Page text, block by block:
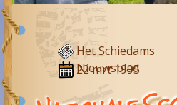
Het Schiedams
Nieuwsblad
22 mrt 1995